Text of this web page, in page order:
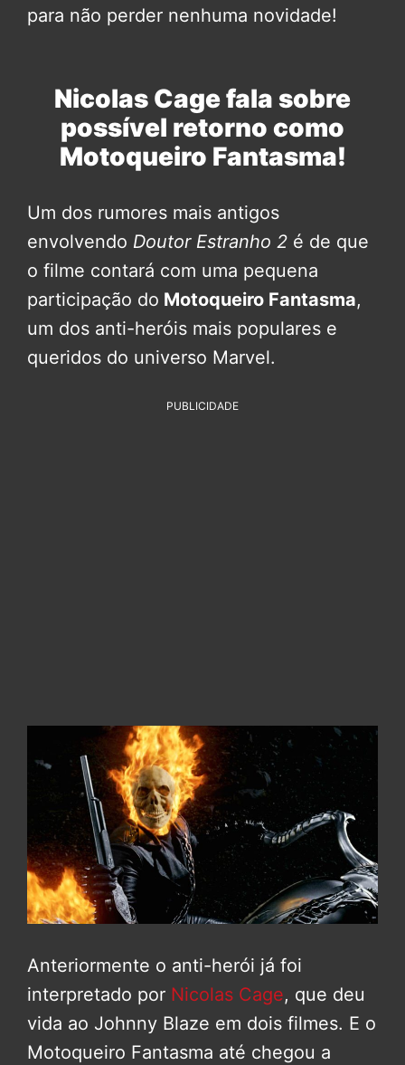
para não perder nenhuma novidade!
Nicolas Cage fala sobre
possível retorno como
Motoqueiro Fantasma!
Um dos rumores mais antigos
envolvendo Doutor Estranho 2 é de que
o filme contará com uma pequena
participação do Motoqueiro Fantasma,
um dos anti-heróis mais populares e
queridos do universo Marvel.
PUBLICIDADE
Anteriormente o anti-herói já foi
interpretado por Nicolas Cage, que deu
vida ao Johnny Blaze em dois filmes. E o
Motoqueiro Fantasma até chegou a